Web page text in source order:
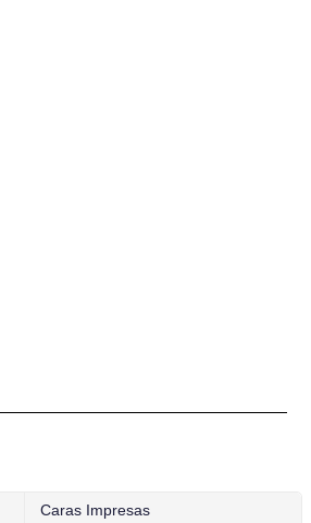
Caras Impresas